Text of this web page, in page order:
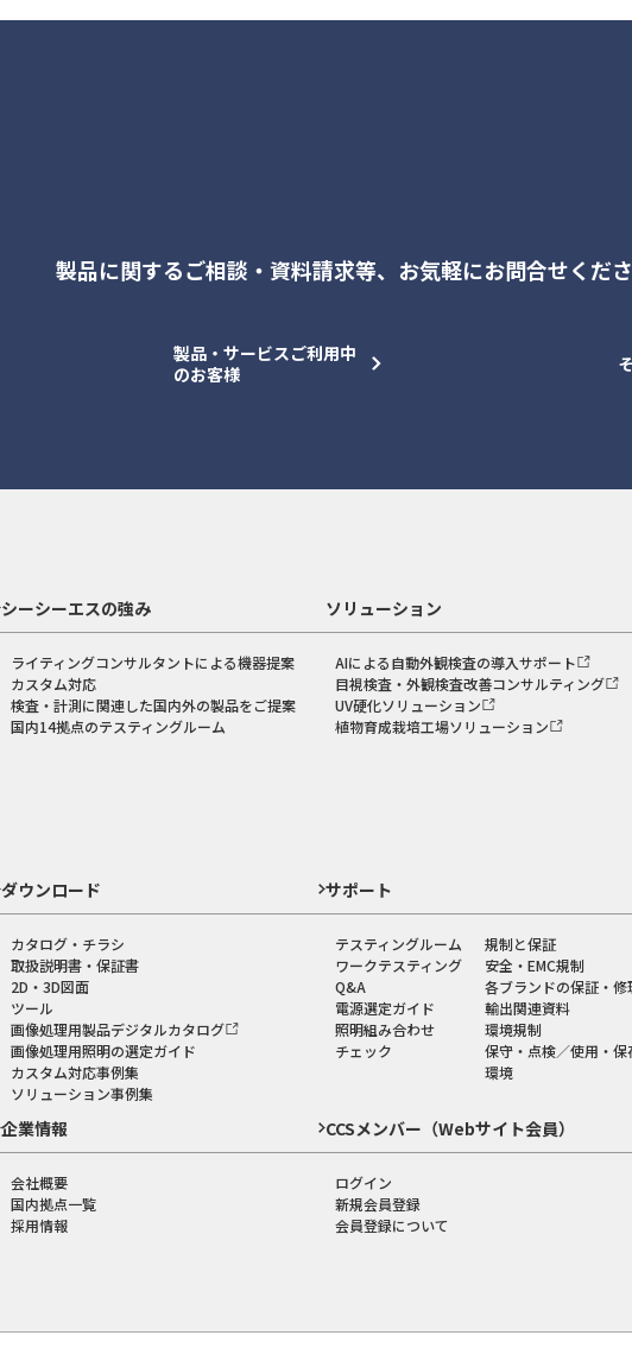
製品に関するご相談・資料請求等、 お気軽にお問合せくださ
製品・サービスご利用中
のお客様
シーシーエスの強み
ライティングコンサルタントによる機器提案
カスタム対応
検査・計測に関連した国内外の製品をご提案
国内14拠点のテスティングルーム
ソリューション
AIによる自動外観検査の導入サポート
目視検査・外観検査改善コンサルティング
UV硬化ソリューション
植物育成栽培工場ソリューション
ダウンロード
カタログ・チラシ
取扱説明書・保証書
2D・3D図面
ツール
画像処理用製品デジタルカタログ
画像処理用照明の選定ガイド
カスタム対応事例集
ソリューション事例集
サポート
テスティングルーム
ワークテスティング
Q&A
電源選定ガイド
照明組み合わせ
チェック
規制と保証
安全・EMC規制
各ブランドの保証・修
輸出関連資料
環境規制
保守・点検／使用・保
環境
企業情報
会社概要
国内拠点一覧
採用情報
CCSメンバー（Webサイト会員）
ログイン
新規会員登録
会員登録について